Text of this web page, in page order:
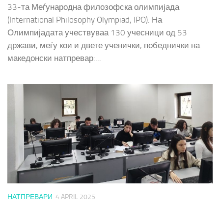
33-та Меѓународна филозофска олимпијада
(International Philosophy Olympiad, IPO). На
Олимпијадата учествуваа 130 учесници од 53
држави, меѓу кои и двете ученички, победнички на
македонски натпревар:...
НАТПРЕВАРИ 4 APRIL 2025